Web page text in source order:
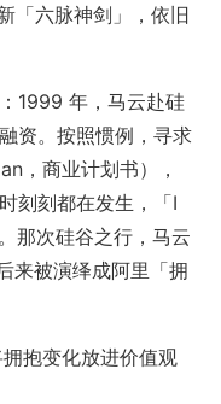
「六脉神剑」，依旧
1999 年，马云赴硅
资。按照惯例，寻求
，商业计划书），
刻刻都在发生，「I
那次硅谷之行，马云
来被演绎成阿里「拥
抱变化放进价值观